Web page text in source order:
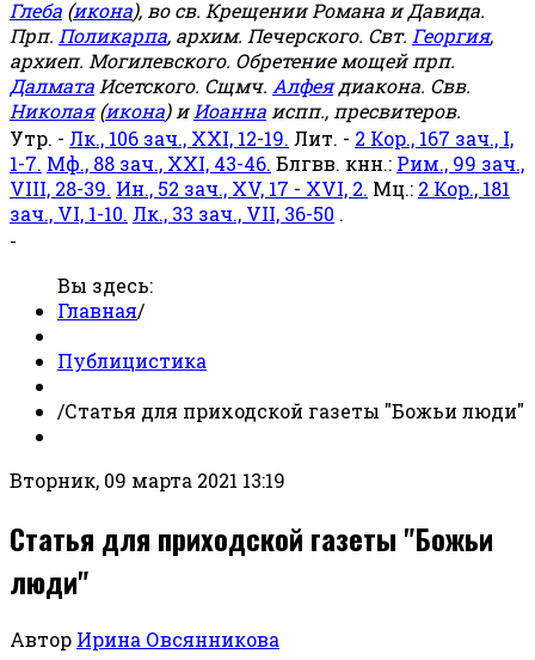
Глеба (икона), во св. Крещении Романа и Давида.
Прп. Поликарпа, архим. Печерского. Свт. Георгия,
архиеп. Могилевского. Обретение мощей прп.
Далмата Исетского. Сщмч. Алфеядиакона. Свв.
Николая(икона) иИоанна испп., пресвитеров.
Утр. - Лк., 106 зач., XXI, 12-19. Лит. - 2 Кор., 167 зач., I,
1-7. Мф., 88 зач., XXI, 43-46. Блгвв. кнн.: Рим., 99 зач.,
VIII, 28-39. Ин., 52 зач., XV, 17 - XVI, 2. Мц.: 2 Кор., 181
зач., VI, 1-10. Лк., 33 зач., VII, 36-50 .
-
Вы здесь:
Главная/
Публицистика
/Статья для приходской газеты "Божьи люди"
Вторник, 09 марта 2021 13:19
Статья для приходской газеты "Божьи
люди"
Автор Ирина Овсянникова